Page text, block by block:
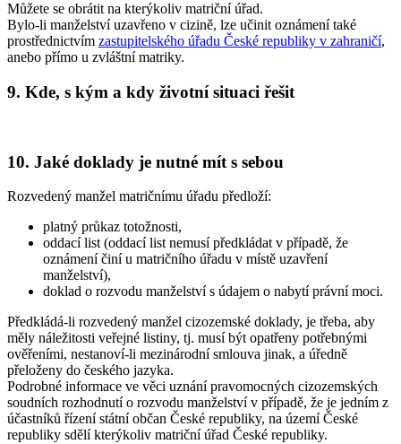
Můžete se obrátit na kterýkoliv matriční úřad.
Bylo-li manželství uzavřeno v cizině, lze učinit oznámení také
prostřednictvím zastupitelského úřadu České republiky v zahraničí,
anebo přímo u zvláštní matriky.
9. Kde, s kým a kdy životní situaci řešit
10. Jaké doklady je nutné mít s sebou
Rozvedený manžel matričnímu úřadu předloží:
platný průkaz totožnosti,
oddací list (oddací list nemusí předkládat v případě, že
oznámení činí u matričního úřadu v místě uzavření
manželství),
doklad o rozvodu manželství s údajem o nabytí právní moci.
Předkládá-li rozvedený manžel cizozemské doklady, je třeba, aby
měly náležitosti veřejné listiny, tj. musí být opatřeny potřebnými
ověřeními, nestanoví-li mezinárodní smlouva jinak, a úředně
přeloženy do českého jazyka.
Podrobné informace ve věci uznání pravomocných cizozemských
soudních rozhodnutí o rozvodu manželství v případě, že je jedním z
účastníků řízení státní občan České republiky, na území České
republiky sdělí kterýkoliv matriční úřad České republiky.